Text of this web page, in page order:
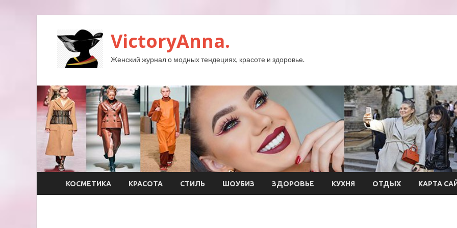
VictoryAnna.
Женский журнал о модных тендециях, красоте и здоровье.
КОСМЕТИКА КРАСОТА СТИЛЬ ШОУБИЗ ЗДОРОВЬЕ КУХНЯ ОТДЫХ КАРТА